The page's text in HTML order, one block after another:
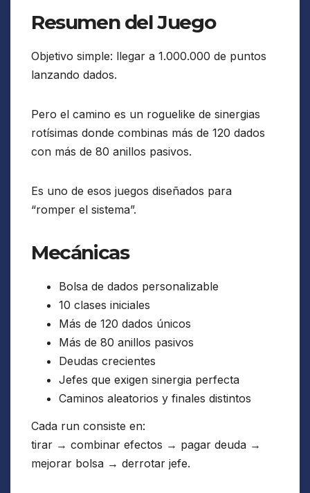
Resumen del Juego
Objetivo simple: llegar a 1.000.000 de puntos
lanzando dados.
Pero el camino es un roguelike de sinergias
rotísimas donde combinas más de 120 dados
con más de 80 anillos pasivos.
Es uno de esos juegos diseñados para
“romper el sistema”.
Mecánicas
Bolsa de dados personalizable
10 clases iniciales
Más de 120 dados únicos
Más de 80 anillos pasivos
Deudas crecientes
Jefes que exigen sinergia perfecta
Caminos aleatorios y finales distintos
Cada run consiste en:
tirar → combinar efectos → pagar deuda →
mejorar bolsa → derrotar jefe.